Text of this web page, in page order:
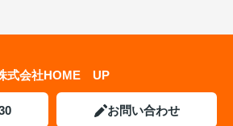
式会社HOME UP
お問い合わせ